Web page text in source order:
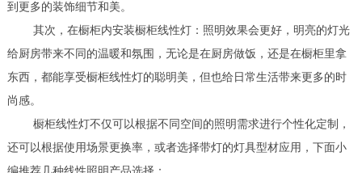
到更多的装饰细节和美。
其次，在橱柜内安装橱柜线性灯：照明效果会更好，明亮的灯光
给厨房带来不同的温暖和氛围，无论是在厨房做饭，还是在橱柜里拿
东西，都能享受橱柜线性灯的聪明美，但也给日常生活带来更多的时
尚感。
橱柜线性灯不仅可以根据不同空间的照明需求进行个性化定制，
还可以根据使用场景更换率，或者选择带灯的灯具型材应用，下面小